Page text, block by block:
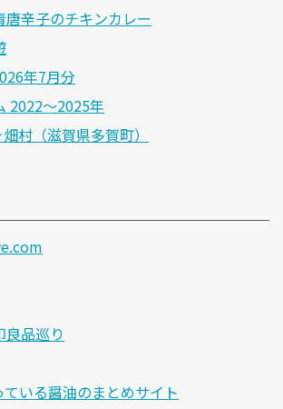
唐辛子のチキンカレー
年7月分
2022～2025年
村（滋賀県多賀町）
良品巡り
いる醤油のまとめサイト